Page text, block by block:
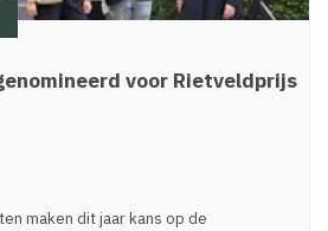
voor Rietveldprijs
maken dit jaar kans op de